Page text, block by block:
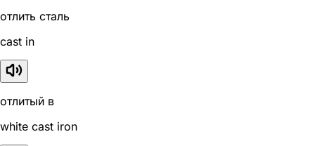
отлить сталь
cast in
отлитый в
white cast iron